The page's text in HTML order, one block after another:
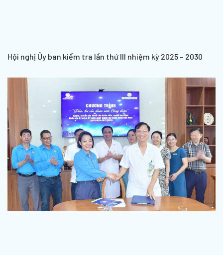
Hội nghị Ủy ban kiểm tra lần thứ III nhiệm kỳ 2025 – 2030